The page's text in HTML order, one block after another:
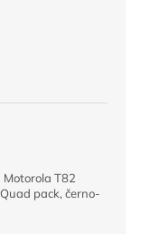
Motorola T82
pack, černo-